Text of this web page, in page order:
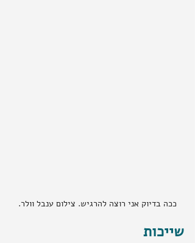
ככה בדיוק אני רוצה להרגיש. צילום ענבל וולר.
שייכות